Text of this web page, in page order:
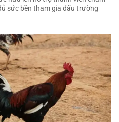
sức bền tham gia đấu trường